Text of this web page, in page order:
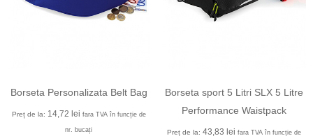
Borseta Personalizata Belt Bag
Preț de la: 14,72 lei fara TVA în funcție de
nr. bucați
Borseta sport 5 Litri SLX 5 Litre
Performance Waistpack
Preț de la:43,83lei fara TVA în funcție de